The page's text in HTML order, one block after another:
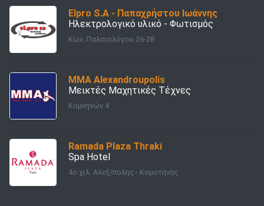
Elpro S.A - Παπαχρήστου Ιωάννης
Ηλεκτρολογικό υλικό - Φωτισμός
Κων. Παλαιολόγου 26-28
ΜΜΑ Alexandroupolis
Μεικτές Μαχητικές Τέχνες
Κομνηνών 4
Ramada Plaza Thraki
Spa Hotel
4ο χιλ. Αλεξ/πολης - Κομοτηνής